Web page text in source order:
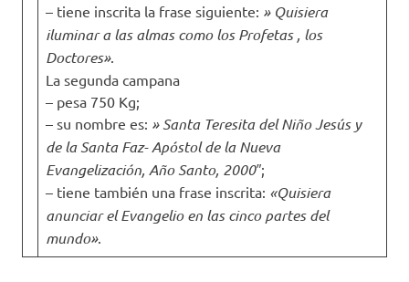
– tiene inscrita la frase siguiente: » Quisiera
iluminar a las almas como los Profetas , los
Doctores».
La segunda campana
– pesa 750 Kg;
– su nombre es: » Santa Teresita del Niño Jesús y
de la Santa Faz- Apóstol de la Nueva
Evangelización, Año Santo, 2000″;
– tiene también una frase inscrita: «Quisiera
anunciar el Evangelio en las cinco partes del
mundo».